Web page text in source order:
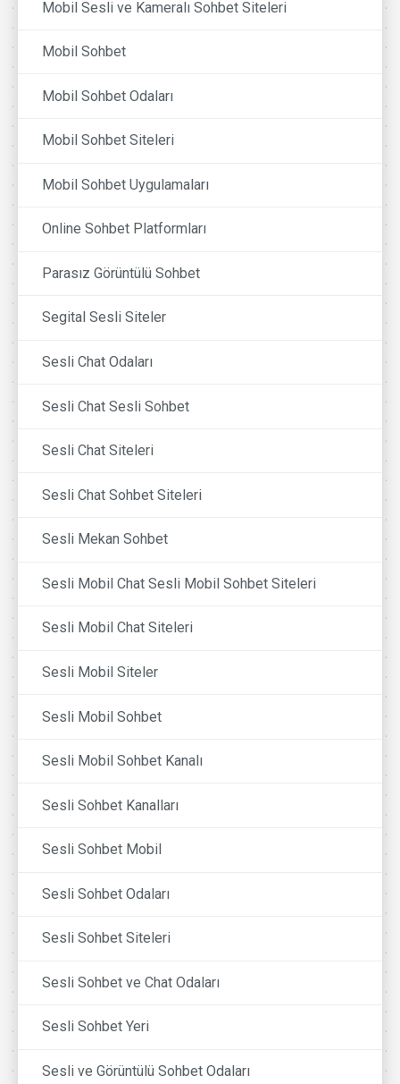
Mobil Sesli ve Kameralı Sohbet Siteleri
Mobil Sohbet
Mobil Sohbet Odaları
Mobil Sohbet Siteleri
Mobil Sohbet Uygulamaları
Online Sohbet Platformları
Parasız Görüntülü Sohbet
Segital Sesli Siteler
Sesli Chat Odaları
Sesli Chat Sesli Sohbet
Sesli Chat Siteleri
Sesli Chat Sohbet Siteleri
Sesli Mekan Sohbet
Sesli Mobil Chat Sesli Mobil Sohbet Siteleri
Sesli Mobil Chat Siteleri
Sesli Mobil Siteler
Sesli Mobil Sohbet
Sesli Mobil Sohbet Kanalı
Sesli Sohbet Kanalları
Sesli Sohbet Mobil
Sesli Sohbet Odaları
Sesli Sohbet Siteleri
Sesli Sohbet ve Chat Odaları
Sesli Sohbet Yeri
Sesli ve Görüntülü Sohbet Odaları